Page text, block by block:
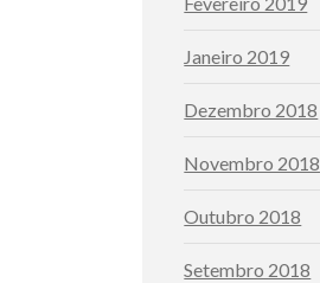
Janeiro 2019
Dezembro 2018
Novembro 2018
Outubro 2018
Setembro 2018